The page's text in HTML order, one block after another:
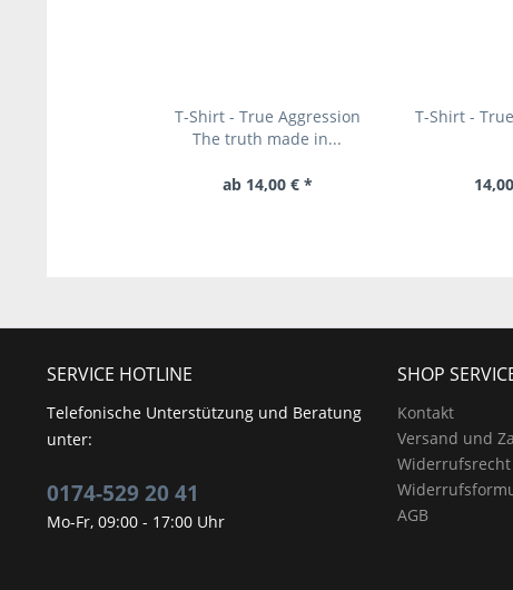
T-Shirt - True Aggression
The truth made in...
ab 14,00 € *
T-Shirt -
SERVICE HOTLINE
Telefonische Unterstützung und Beratung
unter:
0174-529 20 41
Mo-Fr, 09:00 - 17:00 Uhr
SHOP
Kontakt
Versand und
Widerrufsrecht
AGB